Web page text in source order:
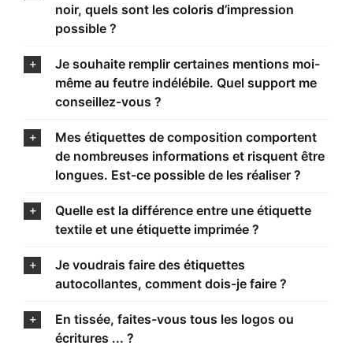
noir, quels sont les coloris d’impression
possible ?
Je souhaite remplir certaines mentions moi-
même au feutre indélébile. Quel support me
conseillez-vous ?
Mes étiquettes de composition comportent
de nombreuses informations et risquent être
longues. Est-ce possible de les réaliser ?
Quelle est la différence entre une étiquette
textile et une étiquette imprimée ?
Je voudrais faire des étiquettes
autocollantes, comment dois-je faire ?
En tissée, faites-vous tous les logos ou
écritures ... ?